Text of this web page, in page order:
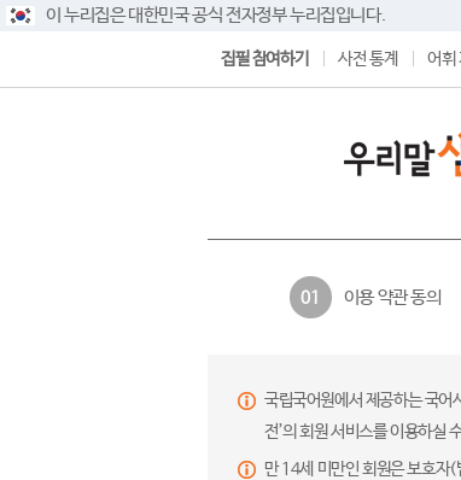
이 누리집은 대한민국 공식 전자정부 누리집입니다.
집필 참여하기 사전 통계 어휘
01 이용 약관 동의
국립국어원에서 제공하는 국어
전’의 회원 서비스를 이용하실
만 14세 미만인 회원은 보호자